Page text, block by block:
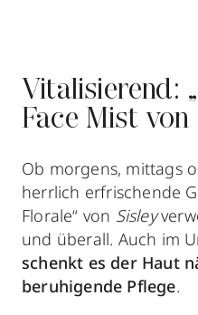
Vitalisierend:
Face Mist von
Ob morgens, mittags
herrlich erfrischende
Florale“ von Sisley
und überall. Auch im
schenkt es der Haut
beruhigende Pflege.